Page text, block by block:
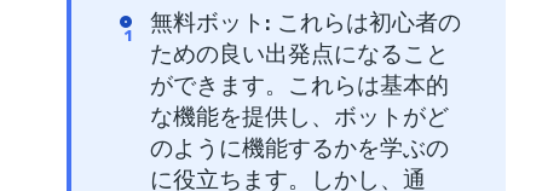
無料ボット : これらは初心者の
ための良い出発点になること
ができます。これらは基本的
な機能を提供し、ボットがど
のように機能するかを学ぶの
に役立ちます。しかし、通